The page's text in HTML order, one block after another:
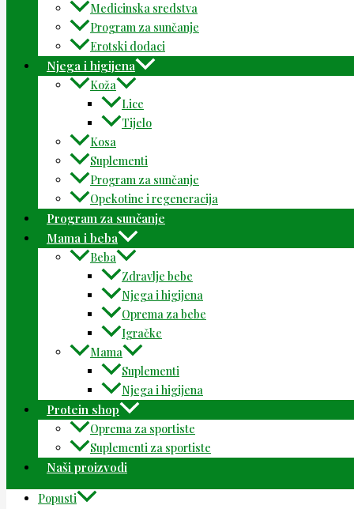
Medicinska sredstva
Program za sunčanje
Erotski dodaci
Njega i higijena
Koža
Lice
Tijelo
Kosa
Suplementi
Program za sunčanje
Opekotine i regeneracija
Program za sunčanje
Mama i beba
Beba
Zdravlje bebe
Njega i higijena
Oprema za bebe
Igračke
Mama
Suplementi
Njega i higijena
Protein shop
Oprema za sportiste
Suplementi za sportiste
Naši proizvodi
Popusti